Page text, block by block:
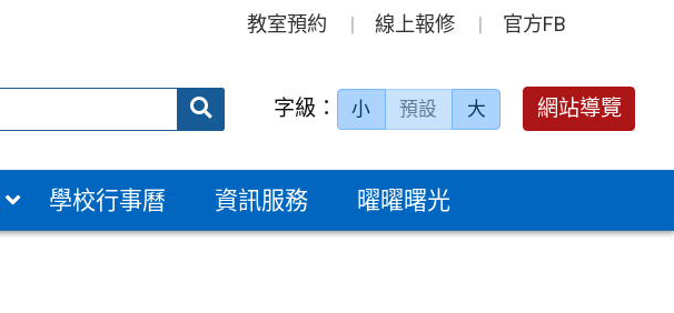
教室預約 線上報修 官方FB
送出 字級： 小 預設 大 網站導覽
學校行事曆 資訊服務 曜曜曙光